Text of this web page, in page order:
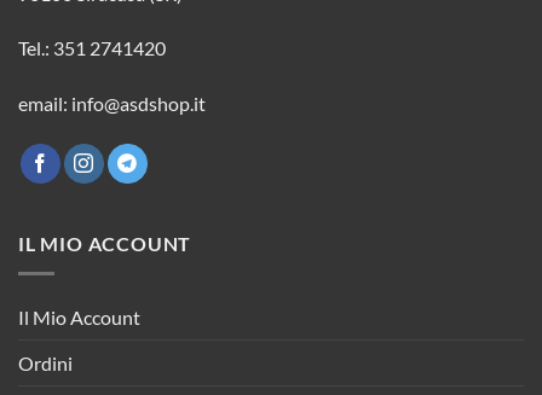
Tel.: 351 2741420
email: info@asdshop.it
IL MIO ACCOUNT
Il Mio Account
Ordini